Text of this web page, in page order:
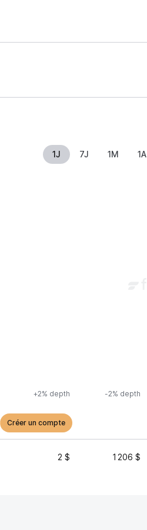
1J 7J 1M 1A
+2% depth -2% depth
Créer un compte
2 $ 1 206 $